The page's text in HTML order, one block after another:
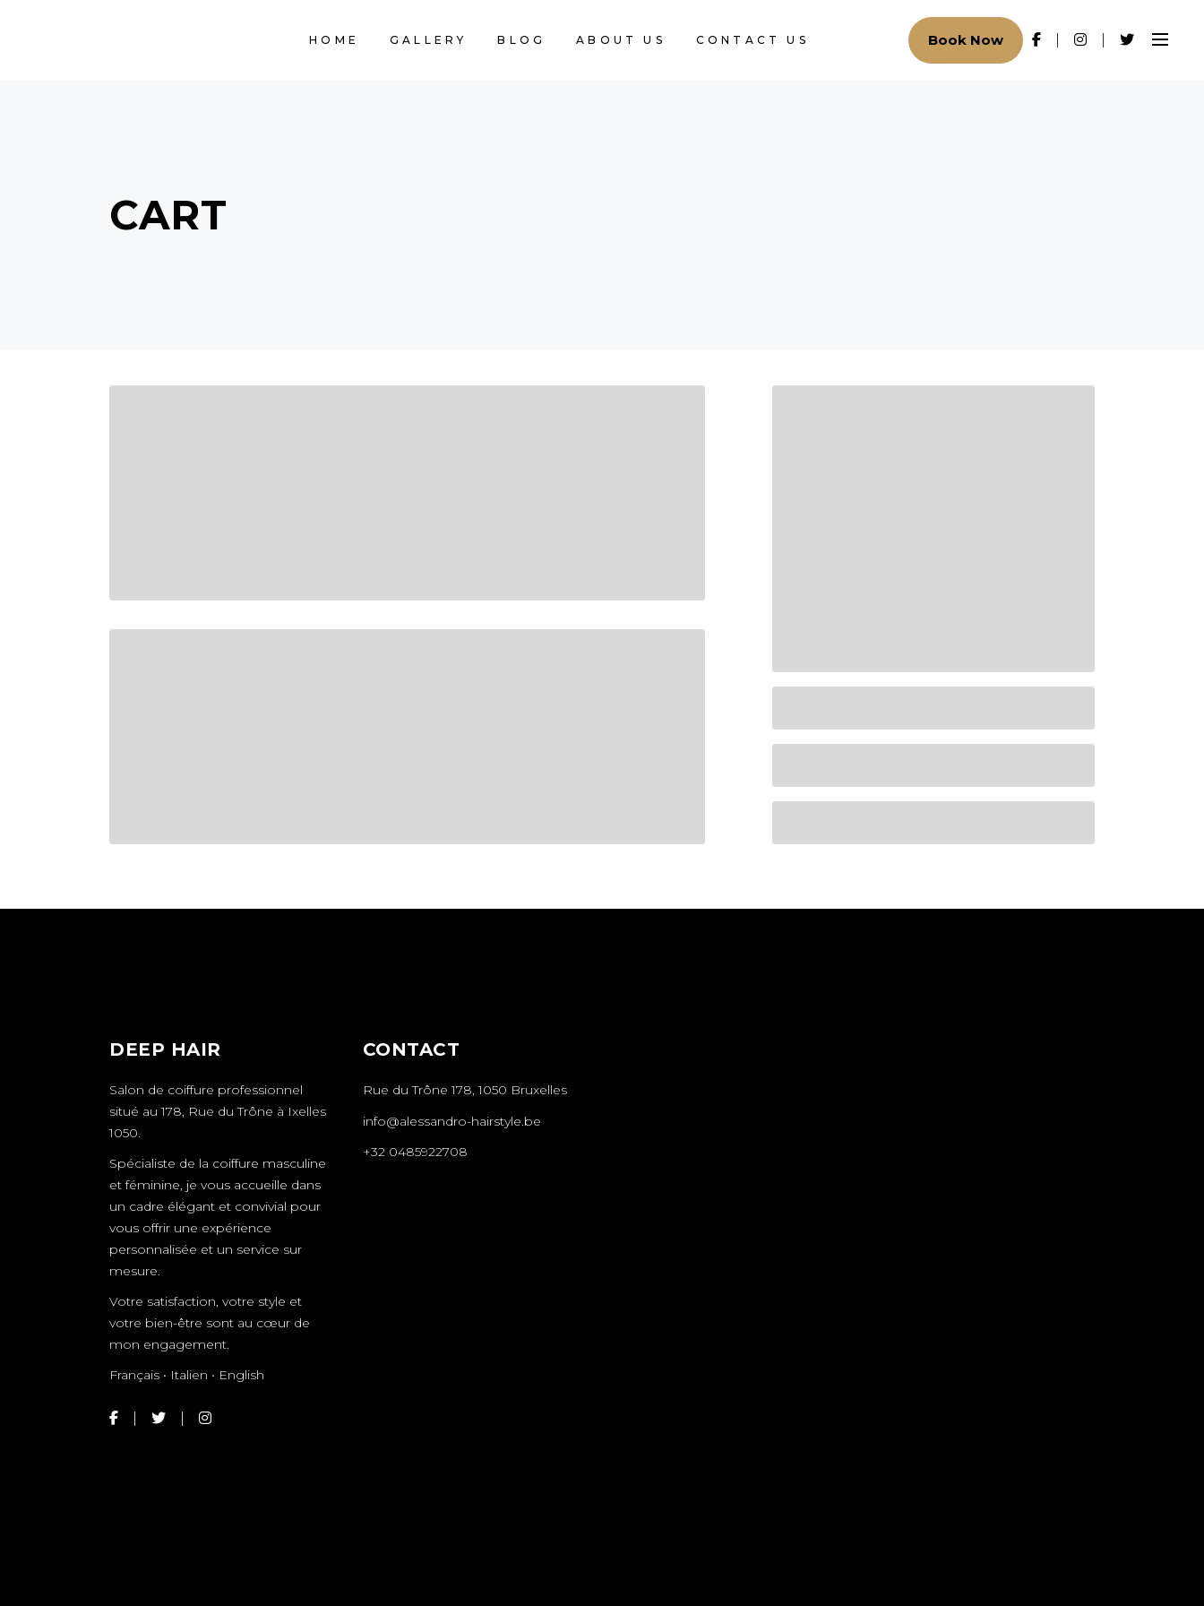
HOME GALLERY BLOG ABOUT US CONTACT US Book Now
CART
DEEP HAIR
Salon de coiffure professionnel
situé au 178, Rue du Trône à Ixelles
1050.
Spécialiste de la coiffure masculine
et féminine, je vous accueille dans
un cadre élégant et convivial pour
vous offrir une expérience
personnalisée et un service sur
mesure.
Votre satisfaction, votre style et
votre bien-être sont au cœur de
mon engagement.
Français • Italien • English
CONTACT
Rue du Trône 178, 1050 Bruxelles
info@alessandro-hairstyle.be
+32 0485922708